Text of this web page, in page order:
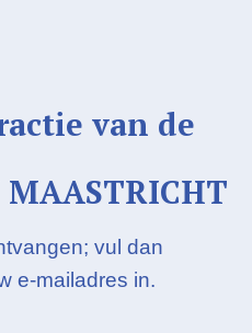
van de
MAASTRICHT
vul dan
e-mailadres in.